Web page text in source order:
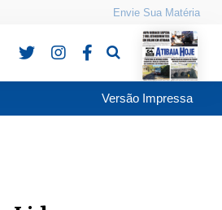
Envie Sua Matéria
Pesquisa
Versão Impressa